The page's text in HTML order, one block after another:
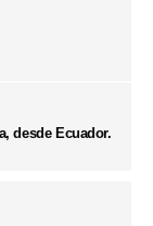
desde Ecuador.